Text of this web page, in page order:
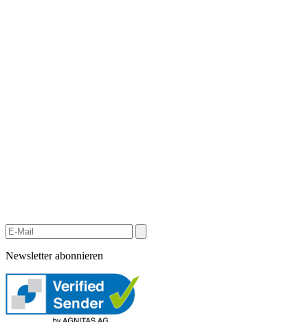
Newsletter abonnieren